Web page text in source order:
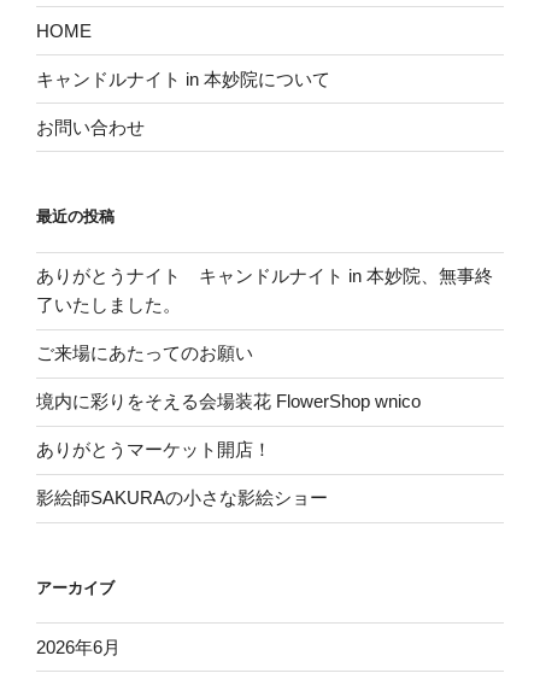
HOME
キャンドルナイト in 本妙院について
お問い合わせ
最近の投稿
ありがとうナイト キャンドルナイト in 本妙院、無事終
了いたしました。
ご来場にあたってのお願い
境内に彩りをそえる会場装花 FlowerShop wnico
ありがとうマーケット開店！
影絵師SAKURAの小さな影絵ショー
アーカイブ
2026年6月